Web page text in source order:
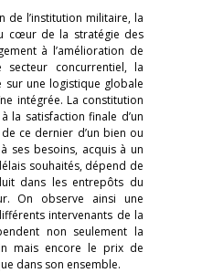
de l’institution militaire, la
cœur de la stratégie des
à l’amélioration de
concurrentiel, la
sur une logistique globale
intégrée. La constitution
la satisfaction finale d’un
ce dernier d’un bien ou
ses besoins, acquis à un
souhaités, dépend de
dans les entrepôts du
On observe ainsi une
intervenants de la
non seulement la
mais encore le prix de
dans son ensemble.